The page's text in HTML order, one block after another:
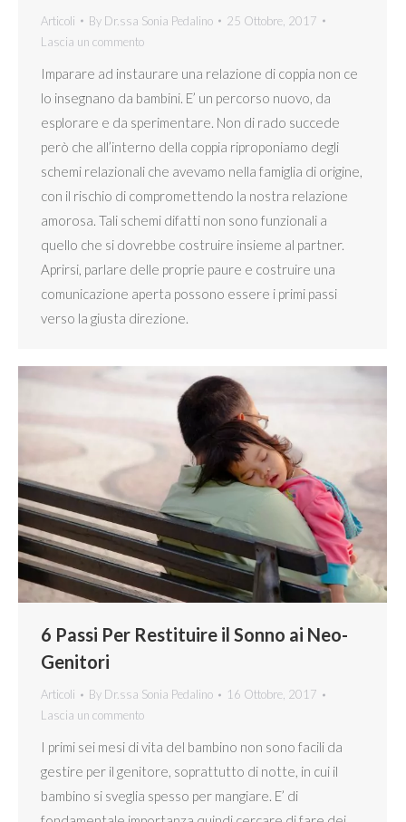
Articoli By Dr.ssa Sonia Pedalino
25 Ottobre, 2017
Lascia un commento
Imparare ad instaurare una relazione di coppia non ce
lo insegnano da bambini. E’ un percorso nuovo, da
esplorare e da sperimentare. Non di rado succede
però che all’interno della coppia riproponiamo degli
schemi relazionali che avevamo nella famiglia di origine,
con il rischio di compromettendo la nostra relazione
amorosa. Tali schemi difatti non sono funzionali a
quello che si dovrebbe costruire insieme al partner.
Aprirsi, parlare delle proprie paure e costruire una
comunicazione aperta possono essere i primi passi
verso la giusta direzione.
6 Passi Per Restituire il Sonno ai Neo-
Genitori
Articoli By Dr.ssa Sonia Pedalino
16 Ottobre, 2017
Lascia un commento
I primi sei mesi di vita del bambino non sono facili da
gestire per il genitore, soprattutto di notte, in cui il
bambino si sveglia spesso per mangiare. E’ di